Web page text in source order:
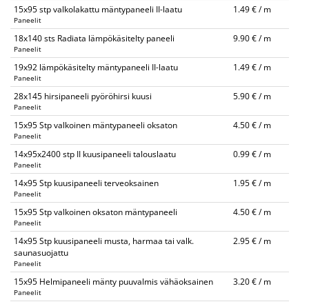
15x95 stp valkolakattu mäntypaneeli II-laatu
Paneelit
1.49 € / m
18x140 sts Radiata lämpökäsitelty paneeli
Paneelit
9.90 € / m
19x92 lämpökäsitelty mäntypaneeli II-laatu
Paneelit
1.49 € / m
28x145 hirsipaneeli pyöröhirsi kuusi
Paneelit
5.90 € / m
15x95 Stp valkoinen mäntypaneeli oksaton
Paneelit
4.50 € / m
14x95x2400 stp II kuusipaneeli talouslaatu
Paneelit
0.99 € / m
14x95 Stp kuusipaneeli terveoksainen
Paneelit
1.95 € / m
15x95 Stp valkoinen oksaton mäntypaneeli
Paneelit
4.50 € / m
14x95 Stp kuusipaneeli musta, harmaa tai valk.
saunasuojattu
Paneelit
2.95 € / m
15x95 Helmipaneeli mänty puuvalmis vähäoksainen
Paneelit
3.20 € / m